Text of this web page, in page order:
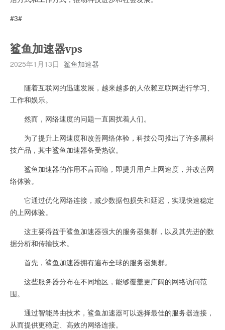
#3#
鲨鱼加速器vps
2025年1月13日 鲨鱼加速器
随着互联网的迅速发展，越来越多的人依赖互联网进行学习、
工作和娱乐。
然而，网络速度的问题一直困扰着人们。
为了提升上网速度和改善网络体验，科技公司推出了许多黑科
技产品，其中鲨鱼加速器备受热议。
鲨鱼加速器的作用不言而喻，即提升用户上网速度，并改善网
络体验。
它通过优化网络连接，减少数据包损失和延迟，实现快速稳定
的上网体验。
这主要得益于鲨鱼加速器强大的服务器集群，以及其先进的数
据分析和传输技术。
首先，鲨鱼加速器拥有遍布全球的服务器集群。
这些服务器分布在不同地区，能够覆盖更广阔的网络访问范
围。
通过智能路由技术，鲨鱼加速器可以选择最佳的服务器连接，
从而提供更稳定、高效的网络连接。